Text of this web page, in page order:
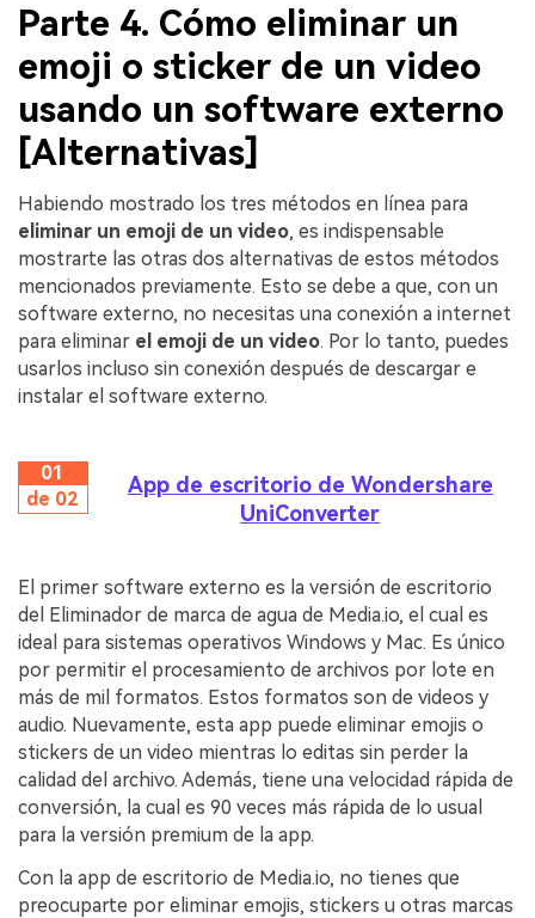
Parte 4. Cómo eliminar un
emoji o sticker de un video
usando un software externo
[Alternativas]
Habiendo mostrado los tres métodos en línea para
eliminar un emoji de un video, es indispensable
mostrarte las otras dos alternativas de estos métodos
mencionados previamente. Esto se debe a que, con un
software externo, no necesitas una conexión a internet
para eliminar el emoji de un video. Por lo tanto, puedes
usarlos incluso sin conexión después de descargar e
instalar el software externo.
01
de 02
App de escritorio de Wondershare
UniConverter
El primer software externo es la versión de escritorio
del Eliminador de marca de agua de Media.io, el cual es
ideal para sistemas operativos Windows y Mac. Es único
por permitir el procesamiento de archivos por lote en
más de mil formatos. Estos formatos son de videos y
audio. Nuevamente, esta app puede eliminar emojis o
stickers de un video mientras lo editas sin perder la
calidad del archivo. Además, tiene una velocidad rápida de
conversión, la cual es 90 veces más rápida de lo usual
para la versión premium de la app.
Con la app de escritorio de Media.io, no tienes que
preocuparte por eliminar emojis, stickers u otras marcas